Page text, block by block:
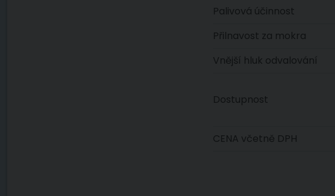
Palivová účinnost
Přilnavost za mokra
Vnější hluk odvalování
Dostupnost
CENA včetně DPH